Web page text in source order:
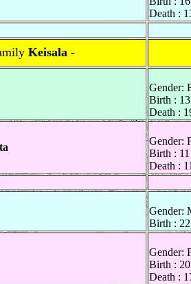
Death :
Keisala -
Gender:
Birth :
Death :
Gender:
Birth :
Death :
Gender:
Birth :
Gender:
Birth :
Death :